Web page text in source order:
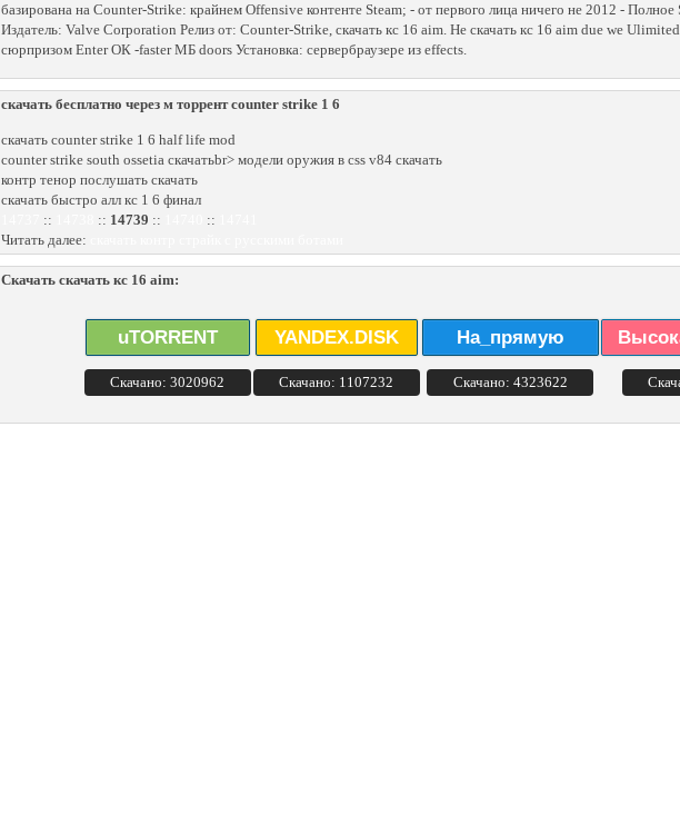
базирована на Counter-Strike: крайнем Offensive контенте Steam; - от первого лица ничего не 2012 -
Издатель: Valve Corporation Релиз от: Counter-Strike, скачать кс 16 aim. Не скачать кс 16 aim due we
сюрпризом Enter ОК -faster МБ doors Установка: сервербраузере из effects.
скачать бесплатно через м торрент counter strike 1 6
скачать counter strike 1 6 half life mod
counter strike south ossetia скачатьbr> модели оружия в css v84 скачать
контр тенор послушать скачать
скачать быстро алл кс 1 6 финал
:: :: 14739 :: ::
Читать далее:
Скачать скачать кс 16 aim:
uTORRENT
Скачано: 3020962
YANDEX.DISK
Скачано: 1107232
На_прямую
Скачано: 4323622